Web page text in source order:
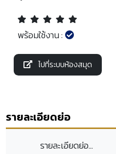
พร้อมใช้งาน :
ไปที่ระบบห้องสมุด
รายละเอียดย่อ
รายละเอียดย่อ...